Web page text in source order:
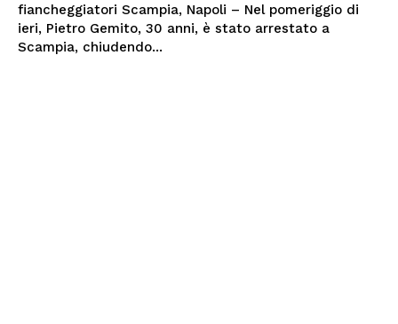
fiancheggiatori Scampia, Napoli – Nel pomeriggio di
ieri, Pietro Gemito, 30 anni, è stato arrestato a
Scampia, chiudendo...